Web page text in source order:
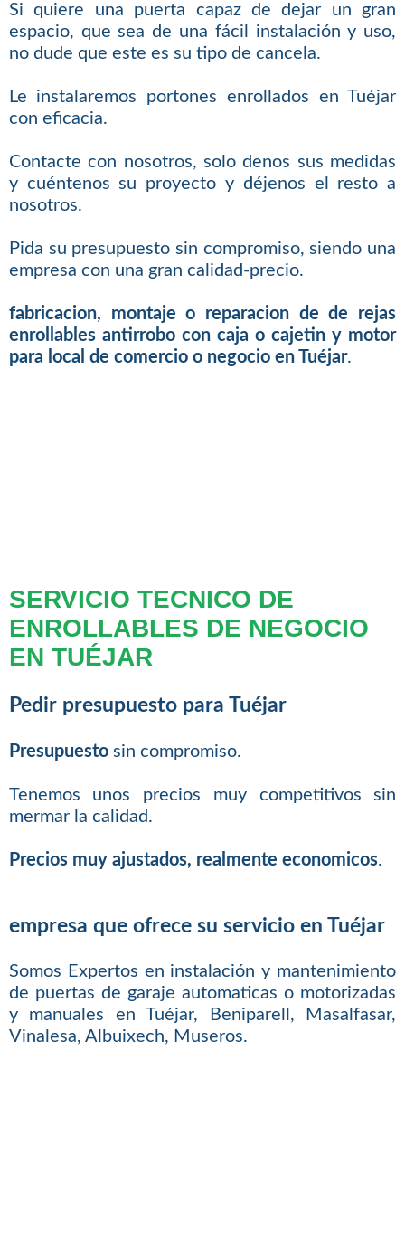
Si quiere una puerta capaz de dejar un gran
espacio, que sea de una fácil instalación y uso,
no dude que este es su tipo de cancela.
Le instalaremos portones enrollados en Tuéjar
con eficacia.
Contacte con nosotros, solo denos sus medidas
y cuéntenos su proyecto y déjenos el resto a
nosotros.
Pida su presupuesto sin compromiso, siendo una
empresa con una gran calidad-precio.
fabricacion, montaje o reparacion de de rejas
enrollables antirrobo con caja o cajetin y motor
para local de comercio o negocio en Tuéjar.
SERVICIO TECNICO DE
ENROLLABLES DE NEGOCIO
EN TUÉJAR
Pedir presupuesto para Tuéjar
Presupuestosin compromiso.
Tenemos unos precios muy competitivos sin
mermar la calidad.
Precios muy ajustados, realmente economicos.
empresa que ofrece su servicio en Tuéjar
Somos Expertos en instalación y mantenimiento
de puertas de garaje automaticas o motorizadas
y manuales en Tuéjar, Beniparell, Masalfasar,
Vinalesa, Albuixech, Museros.